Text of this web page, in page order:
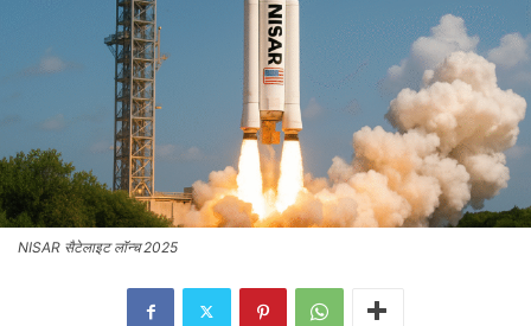
NISAR सैटेलाइट लॉन्च 2025